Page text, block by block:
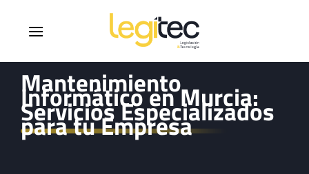
Mantenimiento
Informático en Murcia:
Servicios Especializados
para tu Empresa